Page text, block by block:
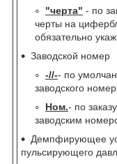
"черта" - по
черты на
обязательно
Заводской номер
-//-- по
заводского
Ном.- по
заводским
Демпфирующее
пульсирующего